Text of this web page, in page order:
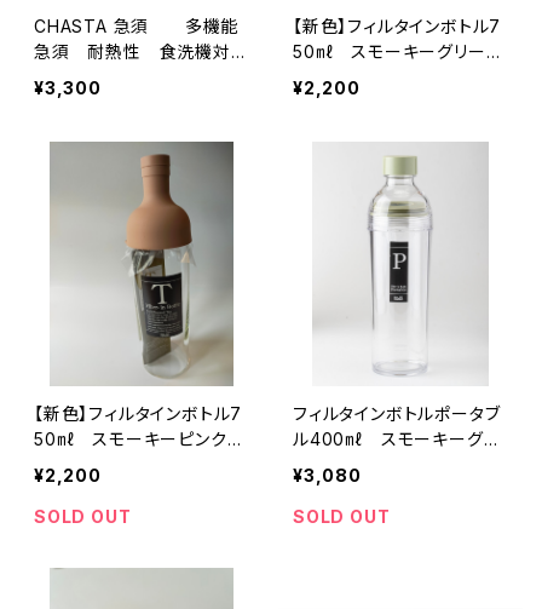
CHASTA 急須 多機能
急須 耐熱性 食洗機対
応 割れにくい 内容量約1
80㏄（満水時250㏄）
¥3,300
【新色】フィルタインボトル7
50㎖ スモーキーグリー
ン 水出し煎茶を作るの
に 茶葉そのまま入れてＯ
¥2,200
【新色】フィルタインボトル7
50㎖ スモーキーピンク
水出し煎茶を作るのに
茶葉そのまま入れてＯＫ
横倒しＯＫ 丸洗い可
¥2,200
SOLD OUT
フィルタインボトルポータブ
ル400㎖ スモーキーグリ
ーン 水出し煎茶作るの
に ペットボトルサイズ 容
量500㎖（実用容量400㎖）
¥3,080
SOLD OUT